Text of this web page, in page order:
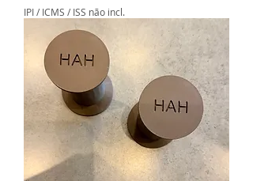
IPI / ICMS / ISS não incl.